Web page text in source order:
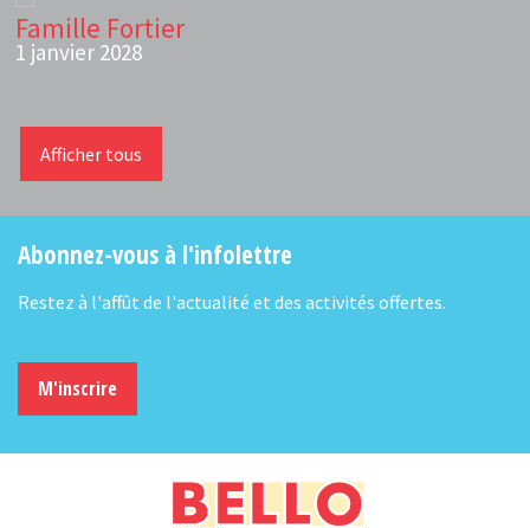
Famille Fortier
1 janvier 2028
Afficher tous
Abonnez-vous à l'infolettre
Restez à l'affût de l'actualité et des activités offertes.
M'inscrire